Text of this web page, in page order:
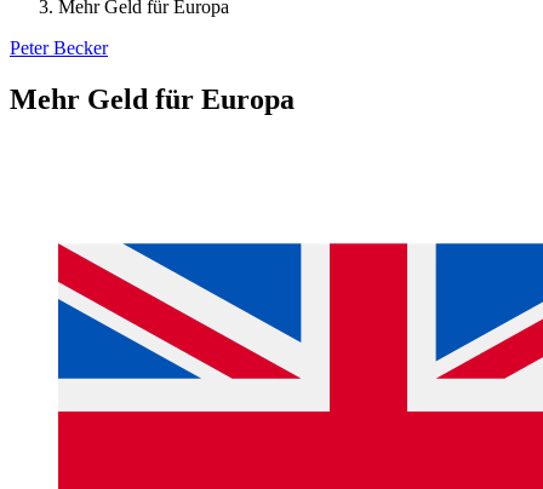
Mehr Geld für Europa
Peter Becker
Mehr Geld für Europa